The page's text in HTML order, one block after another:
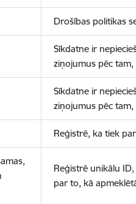
Drošības politikas
Sīkdatne ir
ziņojumus pēc tam,
Sīkdatne ir
ziņojumus pēc tam,
Reģistrē, ka tiek
Reģistrē unikālu
par to, kā